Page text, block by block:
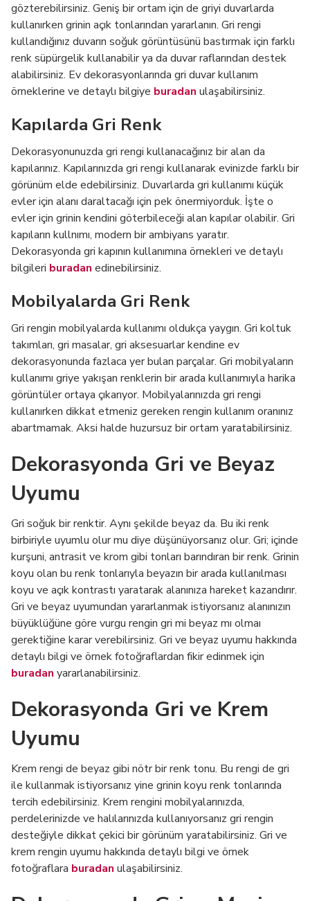
gözterebilirsiniz. Geniş bir ortam için de griyi duvarlarda
kullanırken grinin açık tonlarından yararlanın. Gri rengi
kullandığınız duvarın soğuk görüntüsünü bastırmak için farklı
renk süpürgelik kullanabilir ya da duvar raflarından destek
alabilirsiniz. Ev dekorasyonlarında gri duvar kullanım
örneklerine ve detaylı bilgiye buradan ulaşabilirsiniz.
Kapılarda Gri Renk
Dekorasyonunuzda gri rengi kullanacağınız bir alan da
kapılarınız. Kapılarınızda gri rengi kullanarak evinizde farklı bir
görünüm elde edebilirsiniz. Duvarlarda gri kullanımı küçük
evler için alanı daraltacağı için pek önermiyorduk. İşte o
evler için grinin kendini göterbileceği alan kapılar olabilir. Gri
kapıların kullnımı, modern bir ambiyans yaratır.
Dekorasyonda gri kapının kullanımına örnekleri ve detaylı
bilgileri buradan edinebilirsiniz.
Mobilyalarda Gri Renk
Gri rengin mobilyalarda kullanımı oldukça yaygın. Gri koltuk
takımları, gri masalar, gri aksesuarlar kendine ev
dekorasyonunda fazlaca yer bulan parçalar. Gri mobilyaların
kullanımı griye yakışan renklerin bir arada kullanımıyla harika
görüntüler ortaya çıkarıyor. Mobilyalarınızda gri rengi
kullanırken dikkat etmeniz gereken rengin kullanım oranınız
abartmamak. Aksi halde huzursuz bir ortam yaratabilirsiniz.
Dekorasyonda Gri ve Beyaz
Uyumu
Gri soğuk bir renktir. Aynı şekilde beyaz da. Bu iki renk
birbiriyle uyumlu olur mu diye düşünüyorsanız olur. Gri; içinde
kurşuni, antrasit ve krom gibi tonları barındıran bir renk. Grinin
koyu olan bu renk tonlarıyla beyazın bir arada kullanılması
koyu ve açık kontrastı yaratarak alanınıza hareket kazandırır.
Gri ve beyaz uyumundan yararlanmak istiyorsanız alanınızın
büyüklüğüne göre vurgu rengin gri mi beyaz mı olmaı
gerektiğine karar verebilirsiniz. Gri ve beyaz uyumu hakkında
detaylı bilgi ve örnek fotoğraflardan fikir edinmek için
buradan yararlanabilirsiniz.
Dekorasyonda Gri ve Krem
Uyumu
Krem rengi de beyaz gibi nötr bir renk tonu. Bu rengi de gri
ile kullanmak istiyorsanız yine grinin koyu renk tonlarında
tercih edebilirsiniz. Krem rengini mobilyalarınızda,
perdelerinizde ve halılarınızda kullanıyorsanız gri rengin
desteğiyle dikkat çekici bir görünüm yaratabilirsiniz. Gri ve
krem rengin uyumu hakkında detaylı bilgi ve örnek
fotoğraflara buradan ulaşabilirsiniz.